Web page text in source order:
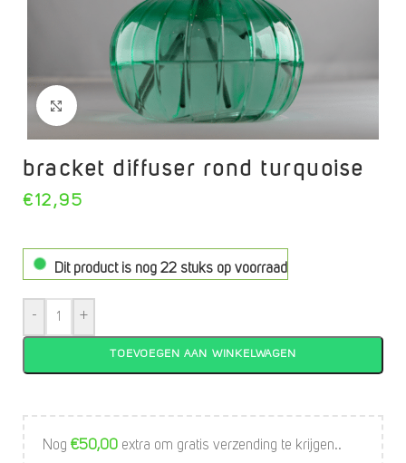
Click to enlarge
bracket diffuser rond turquoise
€12,95
Dit product is nog 22 stuks op voorraad
- +
TOEVOEGEN AAN WINKELWAGEN
Nog €50,00 extra om gratis verzending te krijgen..